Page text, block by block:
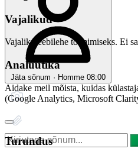
Jäta sõnum · Homme 08:00
Vajalikud
Vajalik veebilehe toimimiseks. Ei
Analüütika
Aidake meil mõista, kuidas
(Google Analytics, Microsoft
Turundus